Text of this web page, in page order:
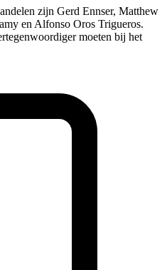
zijn Gerd Ennser, Matthew
en Alfonso Oros Trigueros.
moeten bij het